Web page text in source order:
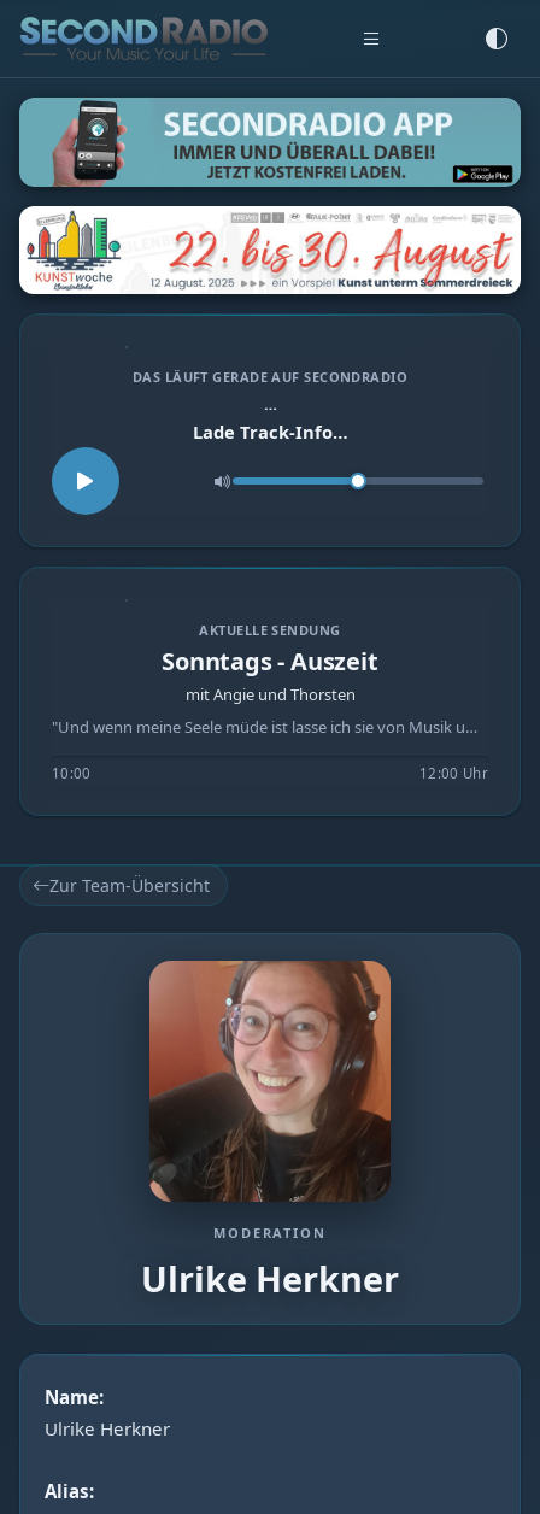
DAS LÄUFT GERADE AUF SECONDRADIO
…
Lade Track-Info…
AKTUELLE SENDUNG
Sonntags - Auszeit
mit Angie und Thorsten
"Und wenn meine Seele müde ist lasse ich sie von Musik umarmen, dann geht es mir wieder besser." 2 Stunden die Sonntags - Auszeit Mail : studio@secondradio.de Hotline + Whatsapp: 0341-358 83 095
10:00 12:00 Uhr
Zur Team-Übersicht
MODERATION
Ulrike Herkner
Name:
Ulrike Herkner
Alias: